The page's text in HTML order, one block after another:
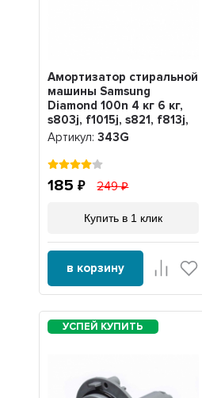
Амортизатор стиральной
машины Samsung
Diamond 100n 4 кг 6 кг,
s803j, f1015j, s821, f813j,
343G
Артикул:343G
185 249
Купить в 1 клик
в корзину